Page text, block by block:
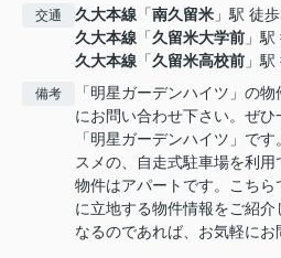
交通 久大本線 「南久留米 」駅 徒
久大本線 「久留米大学前 」
久大本線 「久留米高校前 」
備考
「明星ガーデンハイツ」の
にお問い合わせ下さい。ぜひ
「明星ガーデンハイツ」で
スメの、自走式駐車場を利
物件はアパートです。こち
に立地する物件情報をご紹
なるのであれば、お気軽にお